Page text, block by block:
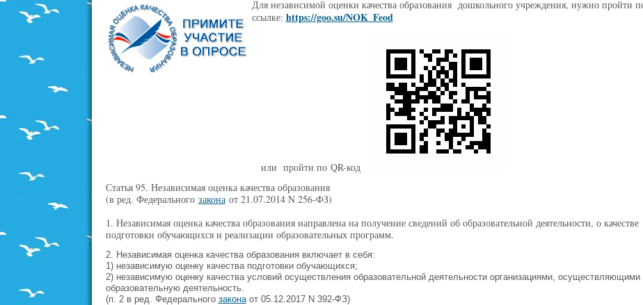
Для независимой оценки качества образования дошкольного учреждения, нужно пройти
ссылке: https://goo.su/NOK_Feod
или пройти по QR-код
Статья 95. Независимая оценка качества образования
(в ред. Федерального законаот 21.07.2014 N 256-ФЗ)
1. Независимая оценка качества образования направлена на получение сведений об образовательной деятельности, о качестве
подготовки обучающихся и реализации образовательных программ.
2. Независимая оценка качества образования включает в себя:
1) независимую оценку качества подготовки обучающихся;
2) независимую оценку качества условий осуществления образовательной деятельности организациями, осуществляющими
образовательную деятельность.
(п. 2 в ред. Федерального законаот 05.12.2017 N 392-ФЗ)